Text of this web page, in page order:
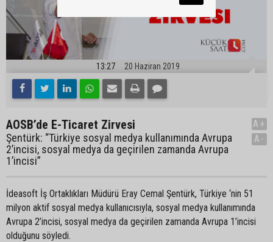
13:27 20 Haziran 2019
AOSB’de E-Ticaret Zirvesi
Şentürk: “Türkiye sosyal medya kullanımında Avrupa
2’incisi, sosyal medya da geçirilen zamanda Avrupa
1’incisi”
A+
A-
İdeasoft İş Ortaklıkları Müdürü Eray Cemal Şentürk, Türkiye ‘nin 51
milyon aktif sosyal medya kullanıcısıyla, sosyal medya kullanımında
Avrupa 2’incisi, sosyal medya da geçirilen zamanda Avrupa 1’incisi
olduğunu söyledi.